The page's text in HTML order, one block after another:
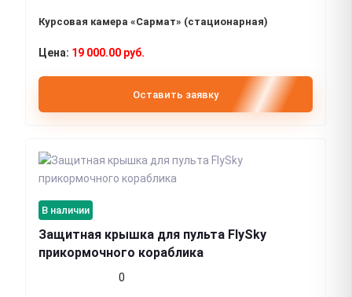
Курсовая камера «Сармат» (стационарная)
19 000.00 руб.
Оставить заявку
В наличии
Защитная крышка для пульта FlySky
прикормочного кораблика
0